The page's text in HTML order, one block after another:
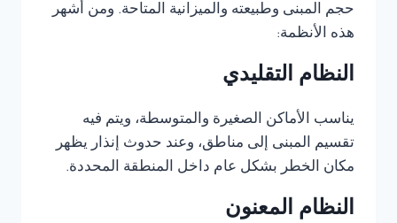
حجم المبنى وطبيعته والميزانية المتاحة. ومن أشهر
هذه الأنظمة:
النظام التقليدي
يناسب الأماكن الصغيرة والمتوسطة، ويتم فيه
تقسيم المبنى إلى مناطق، وعند حدوث إنذار يظهر
مكان الخطر بشكل عام داخل المنطقة المحددة.
النظام المعنون